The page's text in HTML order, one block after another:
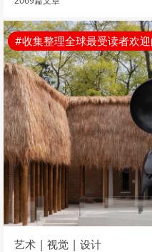
艺术 | 视觉 | 设计
#收集整理全球最受读者欢